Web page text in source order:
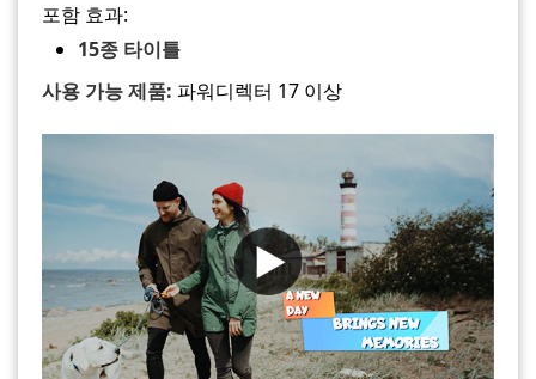
포함 효과:
15종 타이틀
사용 가능 제품: 파워디렉터 17 이상